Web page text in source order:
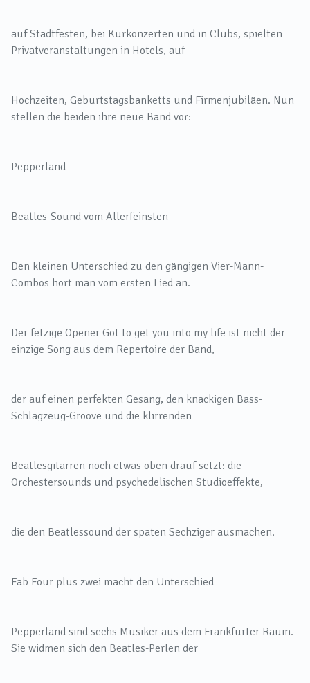
auf Stadtfesten, bei Kurkonzerten und in Clubs, spielten
Privatveranstaltungen in Hotels, auf
Hochzeiten, Geburtstagsbanketts und Firmenjubiläen. Nun
stellen die beiden ihre neue Band vor:
Pepperland
Beatles-Sound vom Allerfeinsten
Den kleinen Unterschied zu den gängigen Vier-Mann-
Combos hört man vom ersten Lied an.
Der fetzige Opener Got to get you into my life ist nicht der
einzige Song aus dem Repertoire der Band,
der auf einen perfekten Gesang, den knackigen Bass-
Schlagzeug-Groove und die klirrenden
Beatlesgitarren noch etwas oben drauf setzt: die
Orchestersounds und psychedelischen Studioeffekte,
die den Beatlessound der späten Sechziger ausmachen.
Fab Four plus zwei macht den Unterschied
Pepperland sind sechs Musiker aus dem Frankfurter Raum.
Sie widmen sich den Beatles-Perlen der